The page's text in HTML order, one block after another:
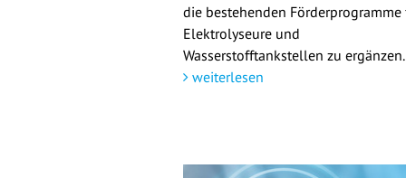
die bestehenden Förderprogramme
Elektrolyseure und
Wasserstofftankstellen zu ergänzen.
weiterlesen